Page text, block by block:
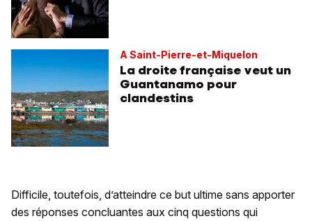
A Saint-Pierre-et-Miquelon
La droite française veut un
Guantanamo pour
clandestins
Difficile, toutefois, d’atteindre ce but ultime sans apporter
des réponses concluantes aux cinq questions qui